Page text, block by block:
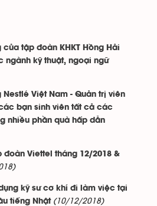
của tập đoàn KHKT Hồng Hải
ngành kỹ thuật, ngoại ngữ
Nestlé Việt Nam - Quản trị viên
bạn sinh viên tất cả các
nhiều phần quà hấp dẫn
đoàn Viettel tháng 12/2018 &
kỹ sư cơ khí đi làm việc tại
tiếng Nhật (10/12/2018)